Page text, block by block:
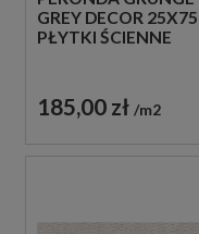
GREY DECOR 25X75
PŁYTKI ŚCIENNE
185,00 zł m2